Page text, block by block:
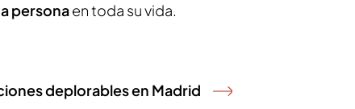
personaen toda su vida.
deplorables en Madrid